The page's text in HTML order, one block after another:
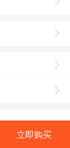
惊奇、欢乐
立即购买